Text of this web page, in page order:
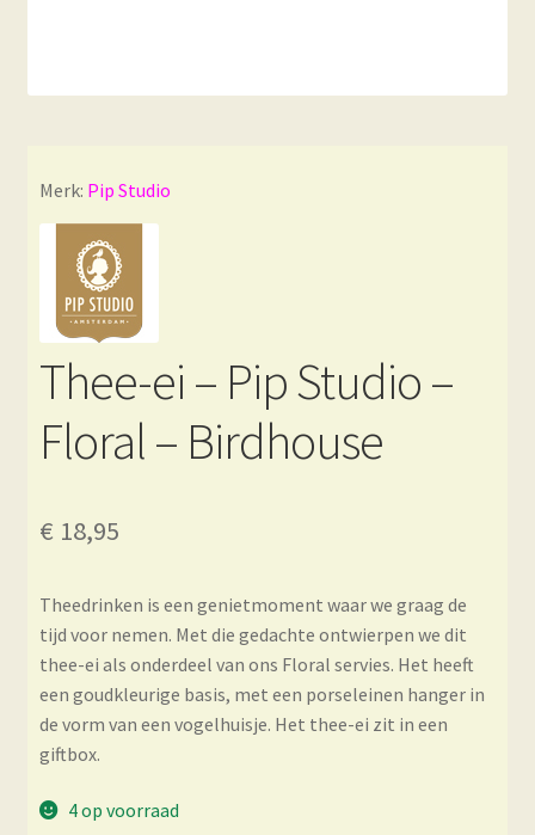
Merk: Pip Studio
Thee-ei – Pip Studio –
Floral – Birdhouse
€ 18,95
Theedrinken is een genietmoment waar we graag de
tijd voor nemen. Met die gedachte ontwierpen we dit
thee-ei als onderdeel van ons Floral servies. Het heeft
een goudkleurige basis, met een porseleinen hanger in
de vorm van een vogelhuisje. Het thee-ei zit in een
giftbox.
4 op voorraad